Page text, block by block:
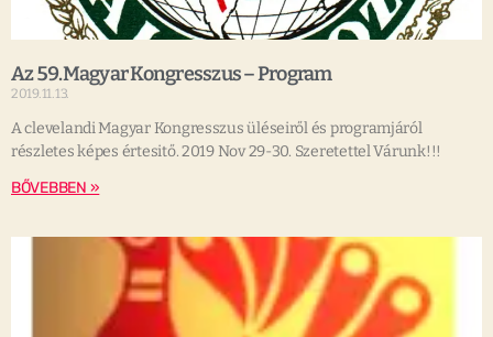
Az 59.Magyar Kongresszus – Program
2019.11.13.
A clevelandi Magyar Kongresszus üléseiről és programjáról
részletes képes értesitő. 2019 Nov 29-30. Szeretettel Várunk!!!
BŐVEBBEN »